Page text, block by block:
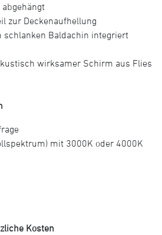
zur Deckenaufhellung
schlanken Baldachin integriert
wirksamer Schirm aus Flies
mit 3000K oder 4000K
Kosten